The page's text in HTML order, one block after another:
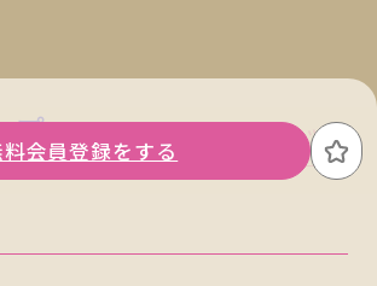
会員登録をする お
プ 関西版トップ